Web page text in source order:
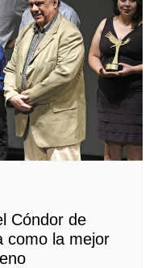
Cóndor de
como la mejor